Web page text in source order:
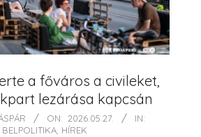
a főváros a civileket,
lezárása kapcsán
ON: 2026.05.27.
IN:
BELPOLITIKA, HÍREK